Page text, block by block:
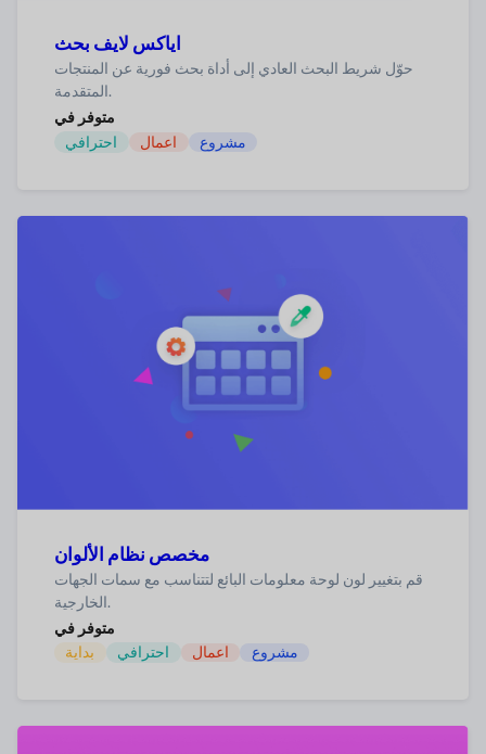
اياكس لايف بحث
حوّل شريط البحث العادي إلى أداة بحث فورية عن المنتجات
المتقدمة.
متوفر في
احترافي
اعمال مشروع
مخصص نظام الألوان
قم بتغيير لون لوحة معلومات البائع لتتناسب مع سمات الجهات
الخارجية.
متوفر في
بداية
احترافي اعمال مشروع